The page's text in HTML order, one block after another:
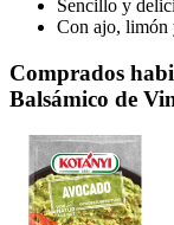
Sencillo y
Con ajo, limón
Comprados
Balsámico de